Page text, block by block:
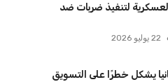
لتنفيذ ضربات ضد
22 يوليو 2026
يشكل خطرًا على التسويق